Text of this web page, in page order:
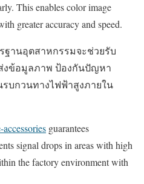
This enables color image
greater accuracy and speed.
ฐานอุตสาหกรรมจะช่วยรับ
งข้อมูลภาพ ป้องกันปัญหา
กวนทางไฟฟ้าสูงภายใน
accessories guarantees
signal drops in areas with high
the factory environment with